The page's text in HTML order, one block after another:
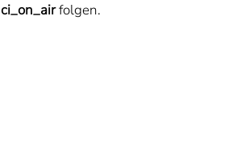
ci_on_airfolgen.